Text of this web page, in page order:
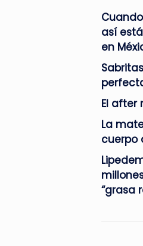
así
en
El after
La
cuerpo
“grasa